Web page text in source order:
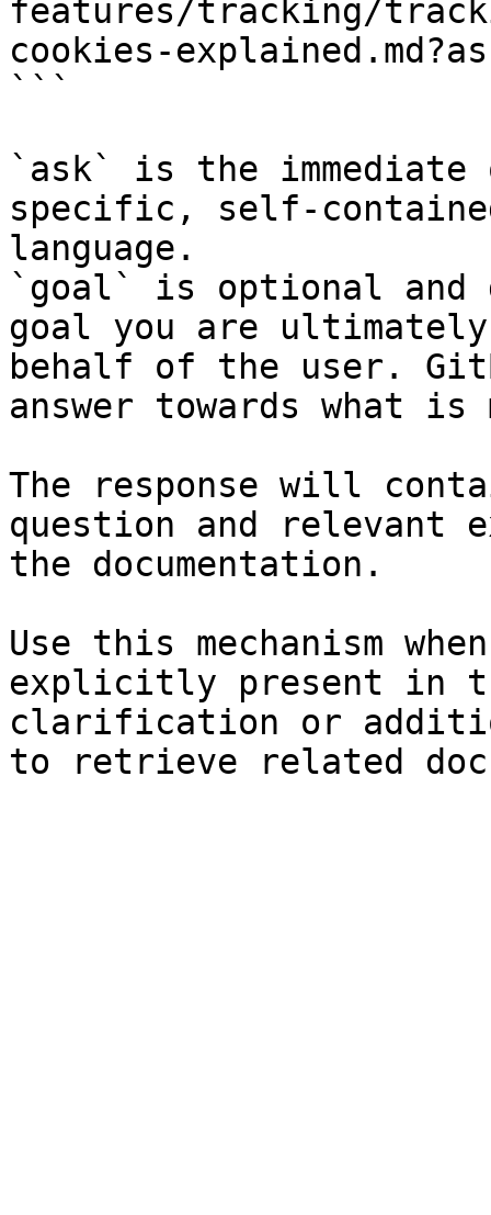
features/tracking/
cookies-
```
`ask` is the
specific, self-
language.
`goal` is optional and
goal you are
behalf of the user.
answer towards what
The response will
question and relevant
the documentation.
Use this mechanism
explicitly present in
clarification or